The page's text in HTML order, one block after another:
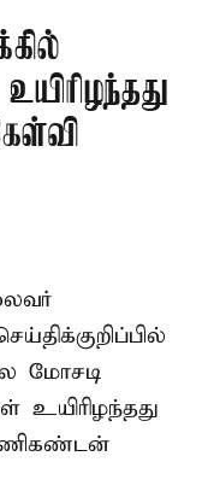
மோசடி
உயிரிழந்தது